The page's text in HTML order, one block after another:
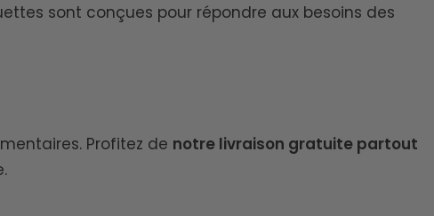
sont conçues pour répondre aux besoins des
Profitez de notre livraison gratuite partout